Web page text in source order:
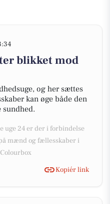
blikket mod
og her sættes
kan øge både den
uge 24 er der i forbindelse
mænd og fællesskaber i
Kopiér link